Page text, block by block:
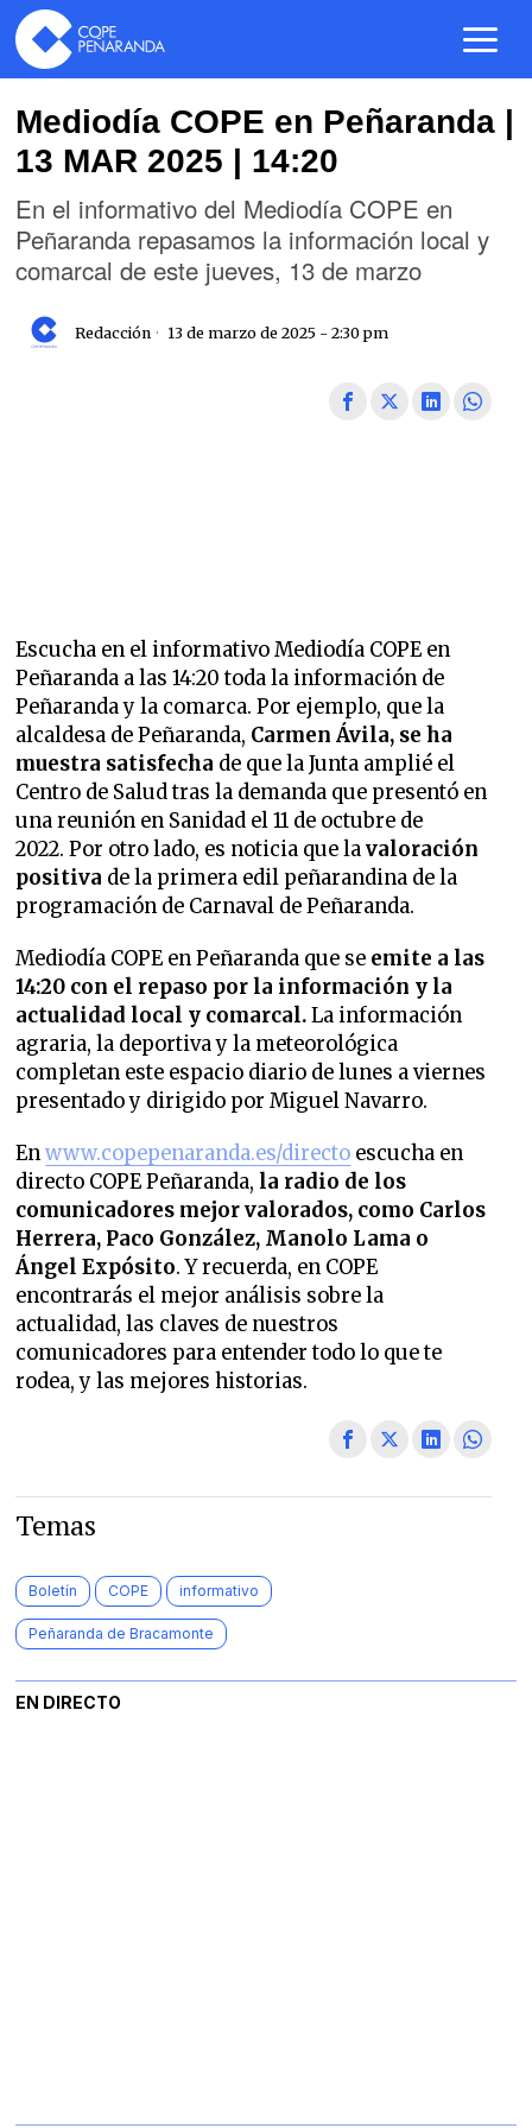
Mediodía COPE en Peñaranda |
13 MAR 2025 | 14:20
En el informativo del Mediodía COPE en
Peñaranda repasamos la información local y
comarcal de este jueves, 13 de marzo
Redacción 13 de marzo de 2025 - 2:30 pm
Escucha en el informativo Mediodía COPE en
Peñaranda a las 14:20 toda la información de
Peñaranda y la comarca. Por ejemplo, que la
alcaldesa de Peñaranda, Carmen Ávila, se ha
muestra satisfecha de que la Junta amplié el
Centro de Salud tras la demanda que presentó en
una reunión en Sanidad el 11 de octubre de
2022. Por otro lado, es noticia que lavaloración
positiva de la primera edil peñarandina de la
programación de Carnaval de Peñaranda.
Mediodía COPE en Peñaranda que se emite a las
14:20 con el repaso por la información y la
actualidad local y comarcal.La información
agraria, la deportiva y la meteorológica
completan este espacio diario de lunes a viernes
presentado y dirigido por Miguel Navarro.
Enwww.copepenaranda.es/directo escucha en
directo COPE Peñaranda, la radio de los
comunicadores mejor valorados, como Carlos
Herrera, Paco González, Manolo Lama o
Ángel Expósito. Y recuerda, en COPE
encontrarás el mejor análisis sobre la
actualidad, las claves de nuestros
comunicadores para entender todo lo que te
rodea, y las mejores historias.
Temas
Boletín COPE informativo
Peñaranda de Bracamonte
EN DIRECTO